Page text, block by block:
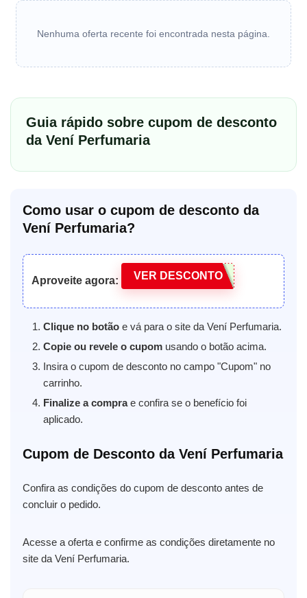
Nenhuma oferta recente foi encontrada nesta página.
Guia rápido sobre cupom de desconto
da Vení Perfumaria
Como usar o cupom de desconto da
Vení Perfumaria?
Aproveite agora: VER DESCONTO
Clique no botão e vá para o site da Vení Perfumaria.
Copie ou revele o cupom usando o botão acima.
Insira o cupom de desconto no campo "Cupom" no
carrinho.
Finalize a comprae confira se o benefício foi
aplicado.
Cupom de Desconto da Vení Perfumaria
Confira as condições do cupom de desconto antes de
concluir o pedido.
Acesse a oferta e confirme as condições diretamente no
site da Vení Perfumaria.